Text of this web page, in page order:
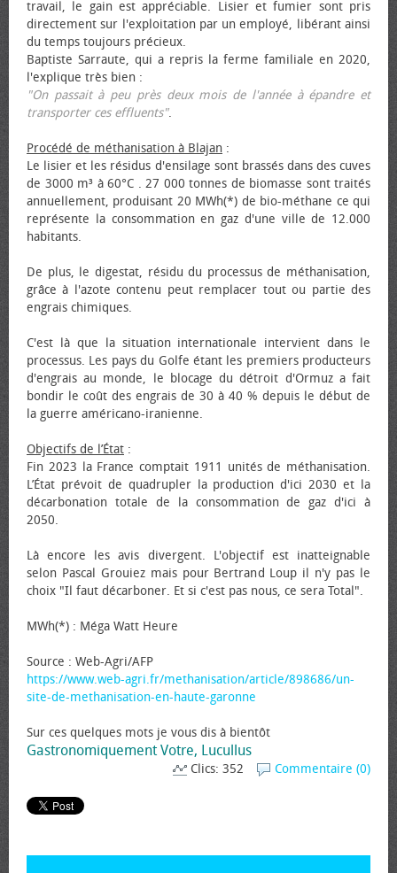
travail, le gain est appréciable. Lisier et fumier sont pris
directement sur l'exploitation par un employé, libérant ainsi
du temps toujours précieux.
Baptiste Sarraute, qui a repris la ferme familiale en 2020,
l'explique très bien :
"On passait à peu près deux mois de l'année à épandre et
transporter ces effluents".
Procédé de méthanisation à Blajan :
Le lisier et les résidus d'ensilage sont brassés dans des cuves
de 3000 m³ à 60°C . 27 000 tonnes de biomasse sont traités
annuellement, produisant 20 MWh(*) de bio-méthane ce qui
représente la consommation en gaz d'une ville de 12.000
habitants.
De plus, le digestat, résidu du processus de méthanisation,
grâce à l'azote contenu peut remplacer tout ou partie des
engrais chimiques.
C'est là que la situation internationale intervient dans le
processus. Les pays du Golfe étant les premiers producteurs
d'engrais au monde, le blocage du détroit d'Ormuz a fait
bondir le coût des engrais de 30 à 40 % depuis le début de
la guerre américano-iranienne.
Objectifs de l’État :
Fin 2023 la France comptait 1911 unités de méthanisation.
L’État prévoit de quadrupler la production d'ici 2030 et la
décarbonation totale de la consommation de gaz d'ici à
2050.
Là encore les avis divergent. L'objectif est inatteignable
selon Pascal Grouiez mais pour Bertrand Loup il n'y pas le
choix "Il faut décarboner. Et si c'est pas nous, ce sera Total".
MWh(*) : Méga Watt Heure
Source : Web-Agri/AFP
https://www.web-agri.fr/methanisation/article/898686/un-
site-de-methanisation-en-haute-garonne
Sur ces quelques mots je vous dis à bientôt
Gastronomiquement Votre, Lucullus
Commentaire (0)
Clics: 352